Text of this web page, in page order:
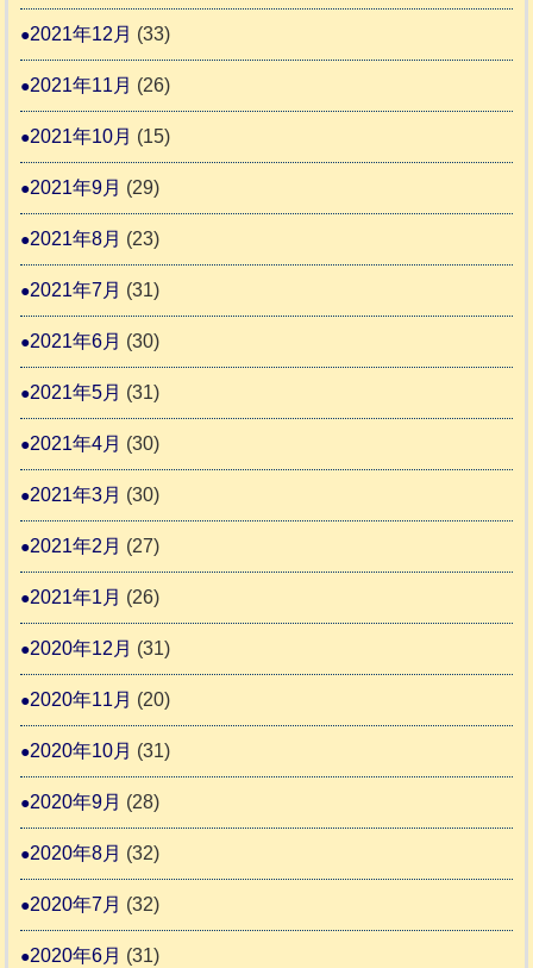
2021年12月 (33)
2021年11月 (26)
2021年10月 (15)
2021年9月 (29)
2021年8月 (23)
2021年7月 (31)
2021年6月 (30)
2021年5月 (31)
2021年4月 (30)
2021年3月 (30)
2021年2月 (27)
2021年1月 (26)
2020年12月 (31)
2020年11月 (20)
2020年10月 (31)
2020年9月 (28)
2020年8月 (32)
2020年7月 (32)
2020年6月 (31)